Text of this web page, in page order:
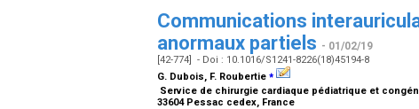
Communications
anormaux partiels - 01/02/19
[42-774] - Doi : 10.1016/S1241-8226(18)45194-8
G. Dubois, F. Roubertie ⁎
Service de chirurgie cardiaque pédiatrique et
33604 Pessac cedex, France